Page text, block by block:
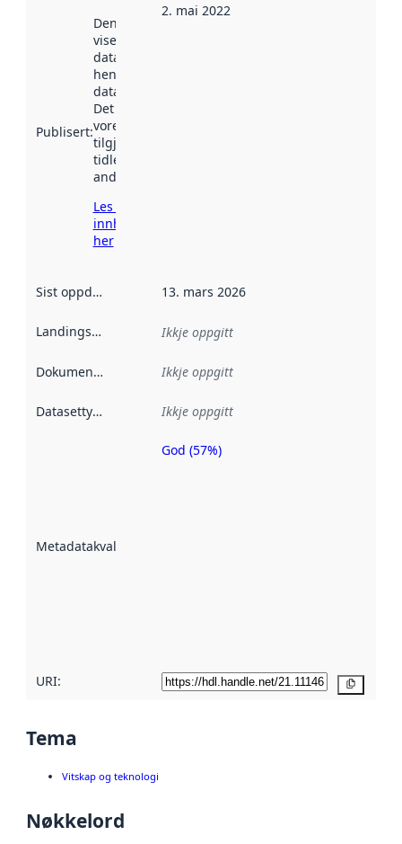
Publisert:
Denne datoen
viser når
datasettet vart
henta inn av
data.norge.no.
Det kan ha
vore
tilgjengeleg
tidlegare
andre stader.
Les meir om
innhenting
her
2. mai 2022
Sist oppdatert 13. mars 2026
Landingsside Ikkje oppgitt
Dokumentasjon Ikkje oppgitt
Datasettype Ikkje oppgitt
Metadatakvalitet
Metadatakvalitet
God (57%)
URI:
Tema
Vitskap og teknologi
Nøkkelord